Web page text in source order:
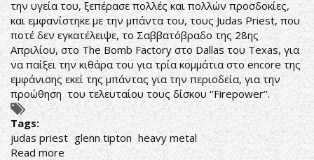
Η
ΓΚΡΙΝΙΑ
ΚΑΛΑ
ΚΡΑΤΕΙ...
την υγεία του, ξεπέρασε πολλές και πολλών προσδοκίες,
και εμφανίστηκε με την μπάντα του, τους Judas Priest, που
ποτέ δεν εγκατέλειψε, το Σαββατόβραδο της 28ης
Απριλίου, στο The Bomb Factory στο Dallas του Texas, για
να παίξει την κιθάρα του για τρία κομμάτια στο encore της
εμφάνισης εκεί της μπάντας για την περιοδεία, για την
προώθηση του τελευταίου τους δίσκου ‘’Firepower’’.
Tags:
judas priest glenn tipton heavy metal
Read more about